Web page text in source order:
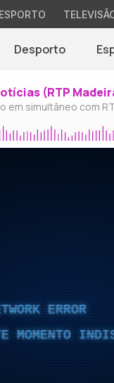
Desporto
(RTP
em simultâneo com
ERROR
MOMENTO